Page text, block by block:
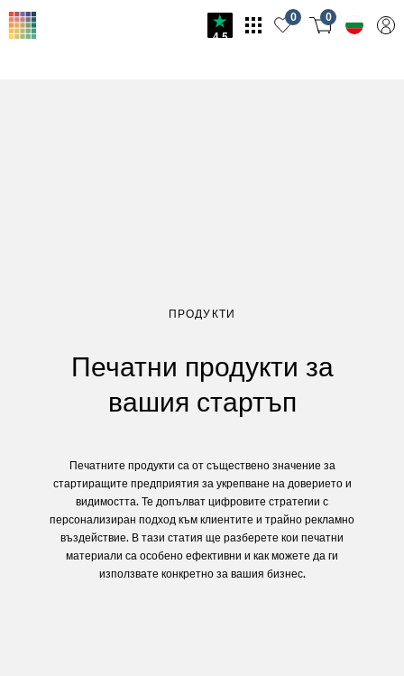
4.5
0 0
ПРОДУКТИ
Печатни продукти за
вашия стартъп
Печатните продукти са от съществено значение за
стартиращите предприятия за укрепване на доверието и
видимостта. Те допълват цифровите стратегии с
персонализиран подход към клиентите и трайно рекламно
въздействие. В тази статия ще разберете кои печатни
материали са особено ефективни и как можете да ги
използвате конкретно за вашия бизнес.